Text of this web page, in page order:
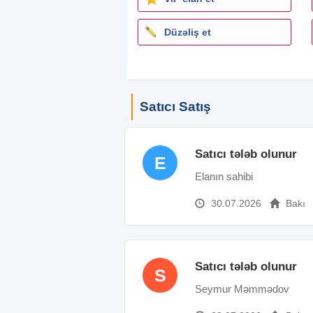
Düzəliş et
Satıcı Satış
E Satıcı tələb olunur
Elanın sahibi
30.07.2026 Bakı
S Satıcı tələb olunur
Seymur Məmmədov